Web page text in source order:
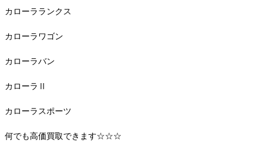
カローラランクス
カローラワゴン
カローラバン
カローラⅡ
カローラスポーツ
何でも高価買取できます☆☆☆